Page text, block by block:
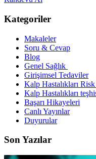
Kategoriler
Makaleler
Soru & Cevap
Blog
Genel Sağlık
Girişimsel Tedaviler
Kalp Hastalıkları
Kalp Hastalıkları
Başarı Hikayeleri
Canlı Yayınlar
Duyurular
Son Yazılar